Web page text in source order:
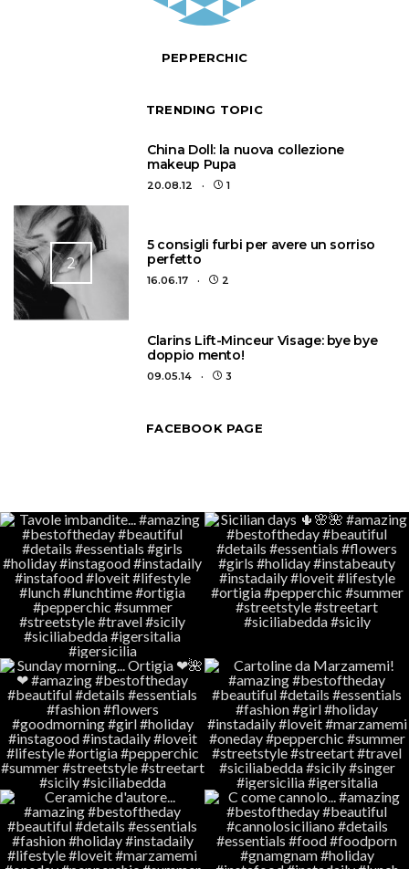
PEPPERCHIC
TRENDING TOPIC
China Doll: la nuova collezione
makeup Pupa
20.08.12 1
2
5 consigli furbi per avere un sorriso
perfetto
16.06.17 2
Clarins Lift-Minceur Visage: bye bye
doppio mento!
09.05.14 3
FACEBOOK PAGE